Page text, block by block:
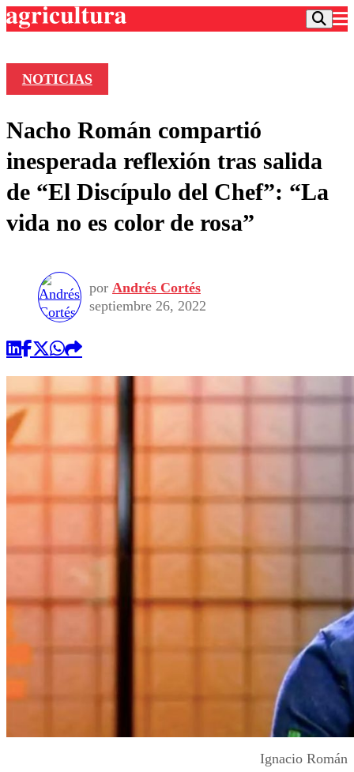
Frecuencias
Agricultura TV
Deportes
Colo Colo
Motor
Torneo Internacional
Torneo Nacional
Entretención
Noticias
Internacional
Nacional
Vida Social
Programas
Comercial
NOTICIAS
Nacho Román compartió
inesperada reflexión tras salida
de “El Discípulo del Chef”: “La
vida no es color de rosa”
por Andrés Cortés
septiembre 26, 2022
Ignacio Román